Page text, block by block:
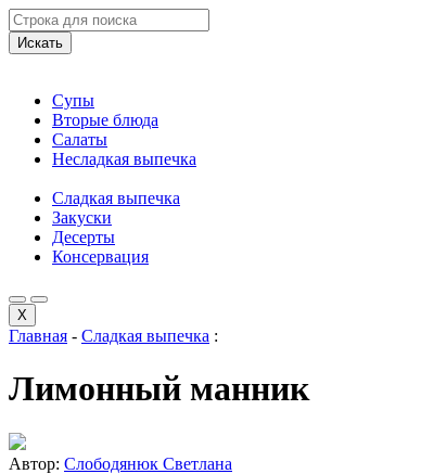
Искать
Супы
Вторые блюда
Салаты
Несладкая выпечка
Сладкая выпечка
Закуски
Десерты
Консервация
X
Главная - Сладкая выпечка :
Лимонный манник
Автор: Слободянюк Светлана